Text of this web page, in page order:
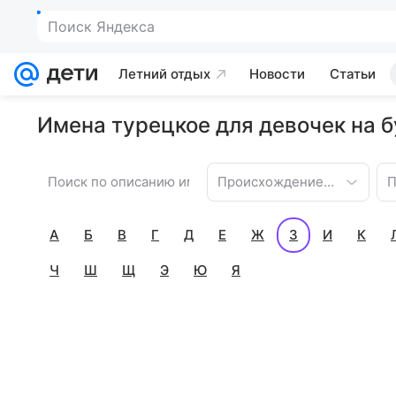
Летний отдых Новости Статьи
Имена турецкое для девочек на
Происхождение имени
А Б В Г Д Е Ж З И К
Ч Ш Щ Э Ю Я